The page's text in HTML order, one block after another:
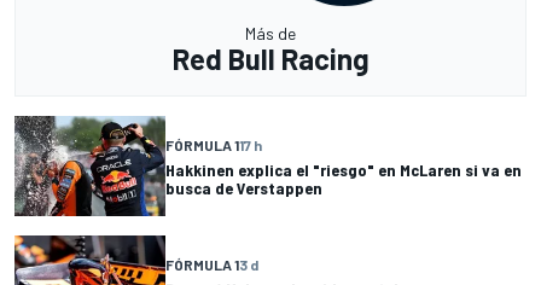
Más de
Red Bull Racing
FÓRMULA 117 h
Hakkinen explica el "riesgo" en McLaren si va en
busca de Verstappen
FÓRMULA 13 d